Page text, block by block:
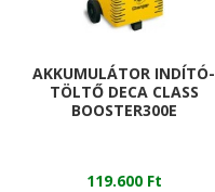
AKKUMULÁTOR INDÍTÓ-
TÖLTŐ DECA CLASS
BOOSTER300E
119.600 Ft